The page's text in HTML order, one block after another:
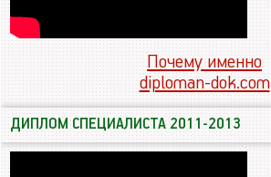
Почему именно
diploman-dok.com
ДИПЛОМ СПЕЦИАЛИСТА 2011-2013